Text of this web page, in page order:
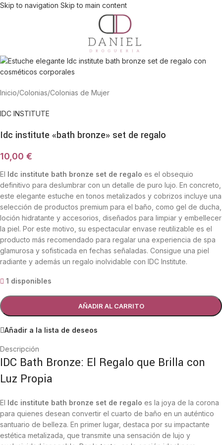
Skip to navigation Skip to main content
Inicio/Colonias/Colonias de Mujer
IDC INSTITUTE
Idc institute «bath bronze» set de regalo
10,00 €
El Idc institute bath bronze set de regalo es el obsequio
definitivo para deslumbrar con un detalle de puro lujo. En concreto,
este elegante estuche en tonos metalizados y cobrizos incluye una
selección de productos premium para el baño, como gel de ducha,
loción hidratante y accesorios, diseñados para limpiar y embellecer
la piel. Por este motivo, su espectacular envase reutilizable es el
producto más recomendado para regalar una experiencia de spa
glamurosa y sofisticada en fechas señaladas. Consigue una piel
radiante y además un regalo inolvidable con IDC Institute.
1 disponibles
AÑADIR AL CARRITO
Añadir a la lista de deseos
Descripción
IDC Bath Bronze: El Regalo que Brilla con
Luz Propia
El Idc institute bath bronze set de regalo es la joya de la corona
para quienes desean convertir el cuarto de baño en un auténtico
santuario de belleza. En primer lugar, destaca por su impactante
estética metalizada, que transmite una sensación de lujo y